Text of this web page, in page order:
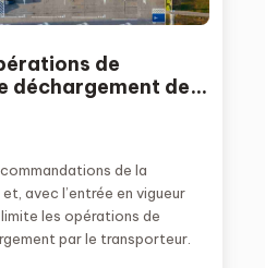
de
déchargement des
de la
avec l’entrée en vigueur
les opérations de
par le transporteur.